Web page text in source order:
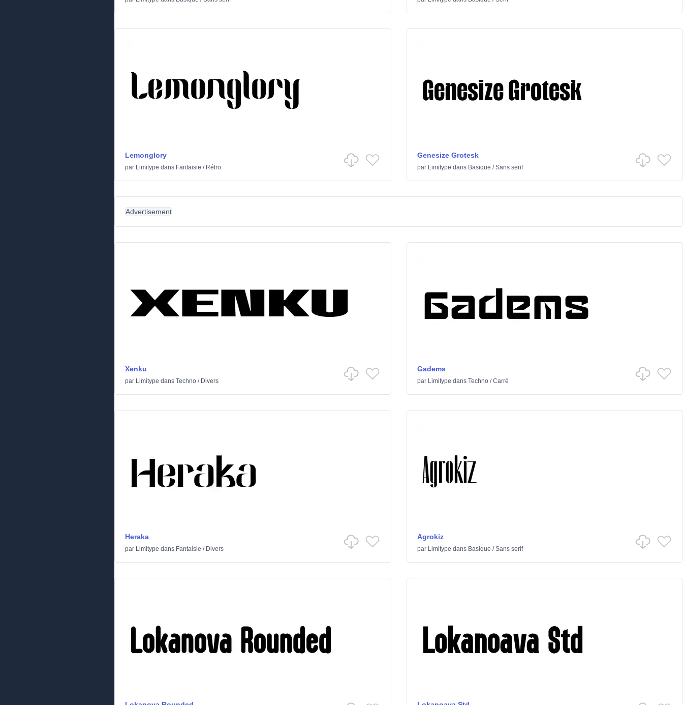
Lemonglory
par Limitype dans Fantaisie / Rétro
Genesize Grotesk
par Limitype dans Basique /Sans serif
Advertisement
Xenku
par Limitype dans Techno / Divers
Gadems
par Limitype dans Techno/Carré
Heraka
par Limitype dans Fantaisie / Divers
Agrokiz
par Limitype dans Basique /Sans serif